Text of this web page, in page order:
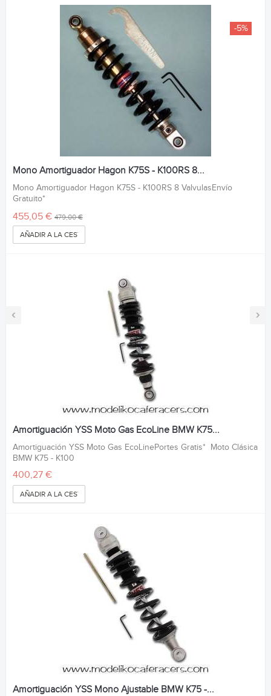
‹ ›
-5%
Mono Amortiguador Hagon K75S - K100RS 8...
Mono Amortiguador Hagon K75S - K100RS 8 ValvulasEnvío
Gratuito*
455,05 € 479,00 €
AÑADIR A LA CESTA
Amortiguación YSS Moto Gas EcoLine BMW K75...
Amortiguación YSS Moto Gas EcoLinePortes Gratis* Moto Clásica
BMW K75 - K100
400,27 €
AÑADIR A LA CESTA
Amortiguación YSS Mono Ajustable BMW K75 -...